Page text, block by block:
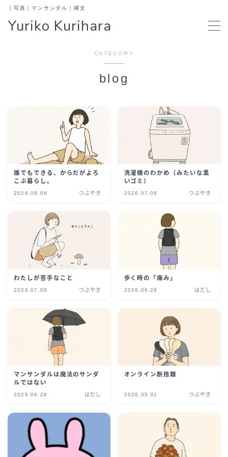
Yuriko Kurihara
｜写真｜マンサンダル｜縄文
プロフィール撮影
素肌フォト 女性らしさを楽しむ
お花フォト お花と一緒に
マンサンダル®︎とは？ もっと詳しく
マンサンダル®︎WS
日々を楽しむ
CATEGORY
blog
誰でもできる、からだがよろ
こぶ暮らし。
2026.08.06 つぶやき
洗濯機のわかめ（みたいな黒
いゴミ）
2026.07.08 つぶやき
わたしが苦手なこと
2026.07.08 つぶやき
歩く時の「痛み」
2026.06.28 はだし
マンサンダルは魔法のサンダ
ルではない
2026.06.28 はだし
オンライン断捨離
2026.05.31 つぶやき